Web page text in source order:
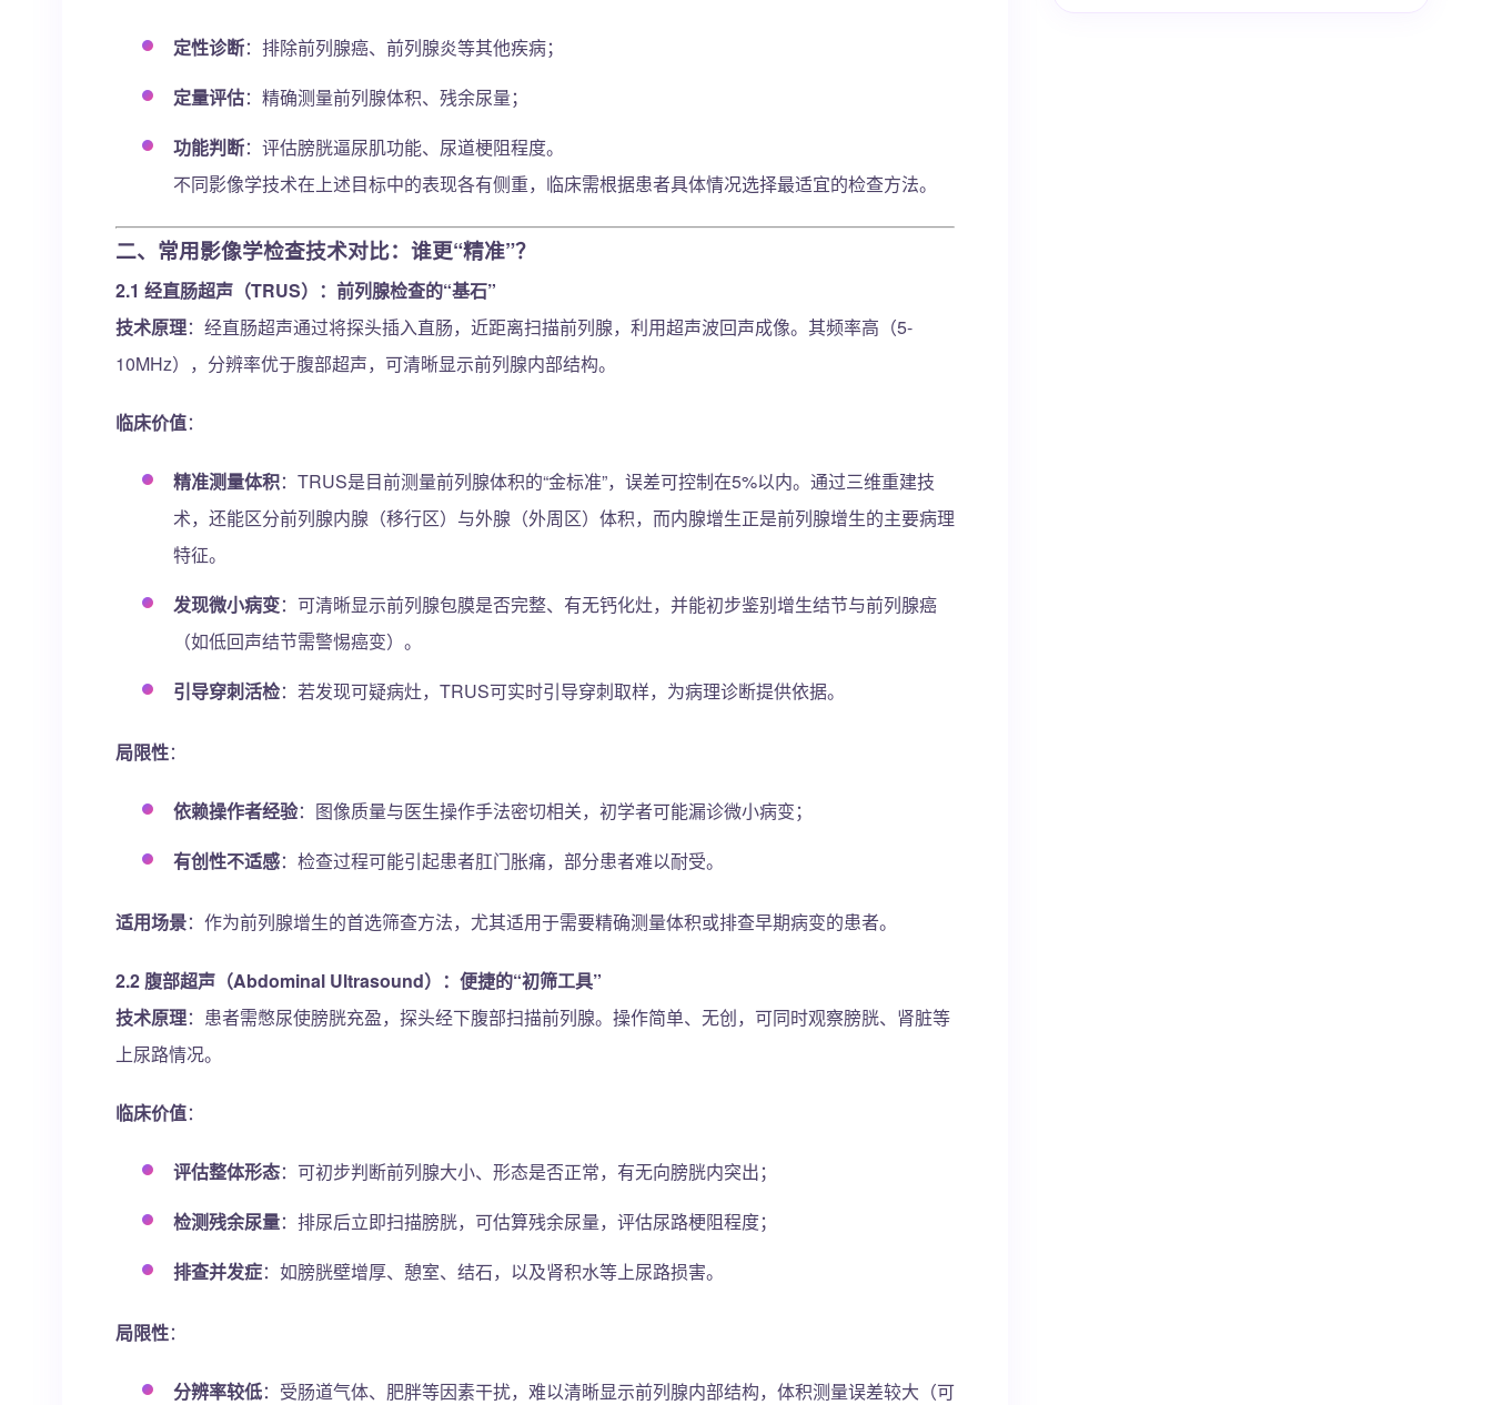
定性诊断：排除前列腺癌、前列腺炎等其他疾病；
定量评估：精确测量前列腺体积、残余尿量；
功能判断：评估膀胱逼尿肌功能、尿道梗阻程度。
不同影像学技术在上述目标中的表现各有侧重，临床需根据患者具体情况选择最适宜的检查方法。
二、常用影像学检查技术对比：谁更“精准”？
2.1 经直肠超声（TRUS）：前列腺检查的“基石”
技术原理：经直肠超声通过将探头插入直肠，近距离扫描前列腺，利用超声波回声成像。其频率高（5-
10MHz），分辨率优于腹部超声，可清晰显示前列腺内部结构。
临床价值：
精准测量体积：TRUS是目前测量前列腺体积的“金标准”，误差可控制在5%以内。通过三维重建技
术，还能区分前列腺内腺（移行区）与外腺（外周区）体积，而内腺增生正是前列腺增生的主要病理
特征。
发现微小病变：可清晰显示前列腺包膜是否完整、有无钙化灶，并能初步鉴别增生结节与前列腺癌
（如低回声结节需警惕癌变）。
引导穿刺活检：若发现可疑病灶，TRUS可实时引导穿刺取样，为病理诊断提供依据。
局限性：
依赖操作者经验：图像质量与医生操作手法密切相关，初学者可能漏诊微小病变；
有创性不适感：检查过程可能引起患者肛门胀痛，部分患者难以耐受。
适用场景：作为前列腺增生的首选筛查方法，尤其适用于需要精确测量体积或排查早期病变的患者。
2.2 腹部超声（Abdominal Ultrasound）：便捷的“初筛工具”
技术原理：患者需憋尿使膀胱充盈，探头经下腹部扫描前列腺。操作简单、无创，可同时观察膀胱、肾脏等
上尿路情况。
临床价值：
评估整体形态：可初步判断前列腺大小、形态是否正常，有无向膀胱内突出；
检测残余尿量：排尿后立即扫描膀胱，可估算残余尿量，评估尿路梗阻程度；
排查并发症：如膀胱壁增厚、憩室、结石，以及肾积水等上尿路损害。
局限性：
分辨率较低：受肠道气体、肥胖等因素干扰，难以清晰显示前列腺内部结构，体积测量误差较大（可